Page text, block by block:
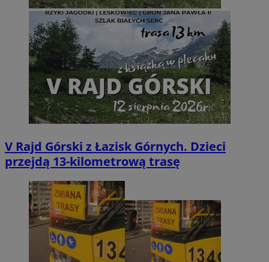
V Rajd Górski z Łazisk Górnych. Dzieci
przejdą 13-kilometrową trasę